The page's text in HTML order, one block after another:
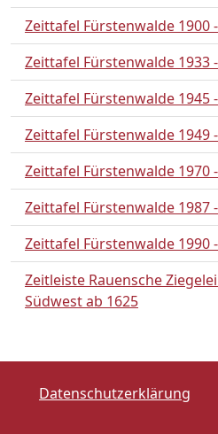
Zeittafel Fürstenwalde 1900
Zeittafel Fürstenwalde 1933
Zeittafel Fürstenwalde 1945
Zeittafel Fürstenwalde 1949
Zeittafel Fürstenwalde 1970
Zeittafel Fürstenwalde 1987
Zeittafel Fürstenwalde 1990
Zeitleiste Rauensche
Südwest ab 1625
Datenschutzerklärung